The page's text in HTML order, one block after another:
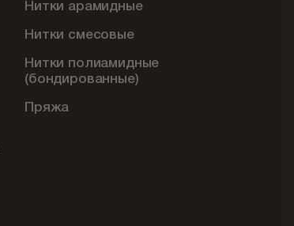
Нитки арамидные
Нитки смесовые
Нитки полиамидные
(бондированные)
Пряжа